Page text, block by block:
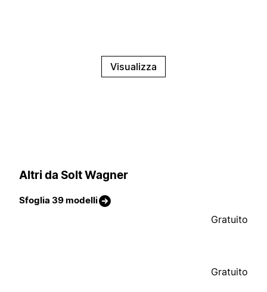
Visualizza
Altri da Solt Wagner
Sfoglia 39 modelli
Gratuito
Gratuito